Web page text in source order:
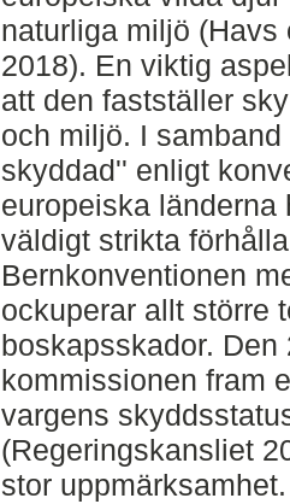
naturliga miljö
2018). En viktig
att den fastställer
och miljö. I
skyddad'' enligt
europeiska länderna
väldigt strikta
Bernkonventionen
ockuperar allt större
boskapsskador.
kommissionen fram
vargens
(Regeringskansliet
stor uppmärksamhet.